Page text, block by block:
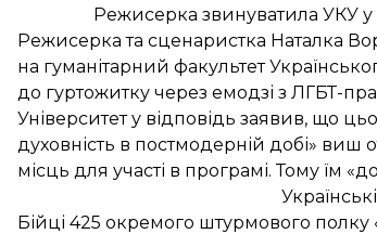
Режисерка звинуватила УКУ у
Режисерка та сценаристка Наталка
на гуманітарний факультет
до гуртожитку через емодзі з ЛГБТ-
Університет у відповідь заявив, що
духовність в постмодерній добі» виш
місць для участі в програмі. Тому їм
Бійці 425 окремого штурмового полку